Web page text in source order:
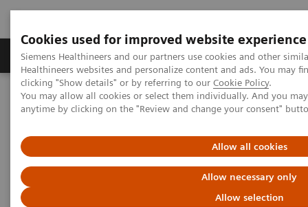
Cookies used for improved website experience
Siemens Healthineers and our partners use cookies and other
Healthineers websites and personalize content and ads. You may
clicking "Show details" or by referring to our Cookie Policy.
You may allow all cookies or select them individually. And you
anytime by clicking on the "Review and change your consent"
Allow all cookies
Allow necessary only
Allow selection
Produkter og løsninger Support og
Hjem
Produkter og løsninger innen bildediagnostikk
Mammografi
Clinical Corner
Artificial Intelligence in Mammography: Leveling the Playing Field
for Global Disparities
Artificial Intelligence in